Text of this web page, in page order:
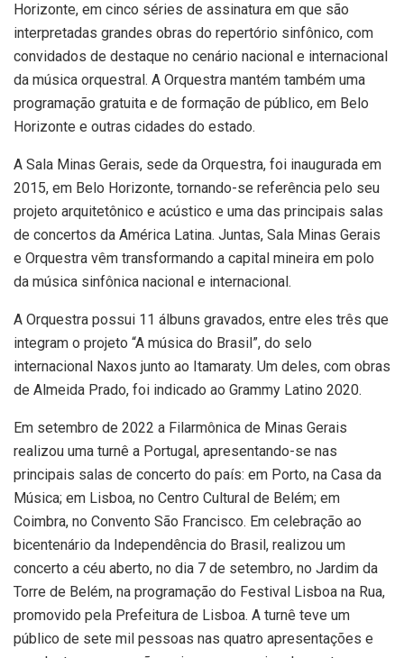
Horizonte, em cinco séries de assinatura em que são
interpretadas grandes obras do repertório sinfônico, com
convidados de destaque no cenário nacional e internacional
da música orquestral. A Orquestra mantém também uma
programação gratuita e de formação de público, em Belo
Horizonte e outras cidades do estado.
A Sala Minas Gerais, sede da Orquestra, foi inaugurada em
2015, em Belo Horizonte, tornando-se referência pelo seu
projeto arquitetônico e acústico e uma das principais salas
de concertos da América Latina. Juntas, Sala Minas Gerais
e Orquestra vêm transformando a capital mineira em polo
da música sinfônica nacional e internacional.
A Orquestra possui 11 álbuns gravados, entre eles três que
integram o projeto “A música do Brasil”, do selo
internacional Naxos junto ao Itamaraty. Um deles, com obras
de Almeida Prado, foi indicado ao Grammy Latino 2020.
Em setembro de 2022 a Filarmônica de Minas Gerais
realizou uma turnê a Portugal, apresentando-se nas
principais salas de concerto do país: em Porto, na Casa da
Música; em Lisboa, no Centro Cultural de Belém; em
Coimbra, no Convento São Francisco. Em celebração ao
bicentenário da Independência do Brasil, realizou um
concerto a céu aberto, no dia 7 de setembro, no Jardim da
Torre de Belém, na programação do Festival Lisboa na Rua,
promovido pela Prefeitura de Lisboa. A turnê teve um
público de sete mil pessoas nas quatro apresentações e